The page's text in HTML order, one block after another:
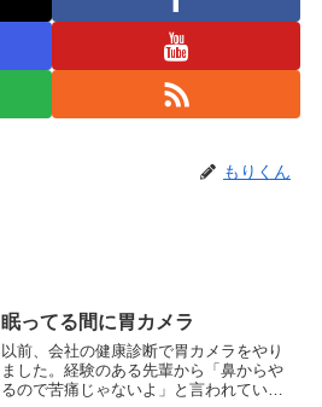
もりくん
眠ってる間に胃カメラ
以前、会社の健康診断で胃カメラをやり
ました。経験のある先輩から「鼻からや
るので苦痛じゃないよ」と言われていた